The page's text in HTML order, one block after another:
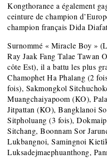
Kongthoranee a également
ceinture de champion
champion français Dida
Surnommé « Miracle Boy »
Ray Jaak Fang Talae Tawan
côte Est), il a battu les plus
Chamophet Ha Phalang (2
fois), Sakmongkol
Muangchaiyapoom (KO),
Jitpattan (KO), Bangklanoi
Sitpholuang (3 fois),
Sitchang, Boonnam Sor
Lukbangnoi, Samingnoi
Luksadejmaephuanthong,